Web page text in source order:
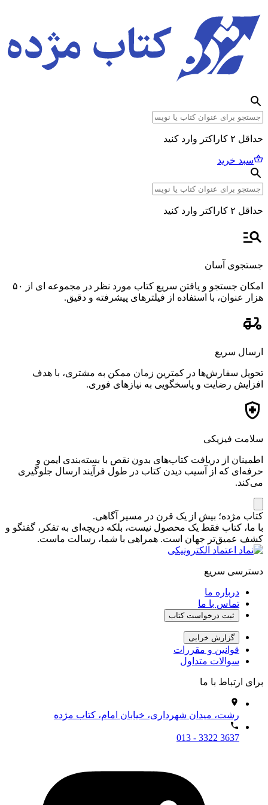
حداقل ۲ کاراکتر وارد کنید
سبد خرید
حداقل ۲ کاراکتر وارد کنید
جستجوی آسان
امکان جستجو و یافتن سریع کتاب مورد نظر در مجموعه ای از ۵۰
هزار عنوان، با استفاده از فیلترهای پیشرفته و دقیق.
ارسال سریع
تحویل سفارش‌ها در کمترین زمان ممکن به مشتری، با هدف
افزایش رضایت و پاسخگویی به نیازهای فوری.
سلامت فیزیکی
اطمینان از دریافت کتاب‌های بدون نقص با بسته‌بندی ایمن و
حرفه‌ای که از آسیب دیدن کتاب در طول فرآیند ارسال جلوگیری
می‌کند.
کتاب مژده؛ بیش از یک قرن در مسیر آگاهی.
با ما، کتاب فقط یک محصول نیست، بلکه دریچه‌ای به تفکر، گفتگو و
کشف عمیق‌تر جهان است. همراهی با شما، رسالت ماست.
دسترسی سریع
درباره ما
تماس با ما
ثبت درخواست کتاب
گزارش خرابی
قوانین و مقررات
سوالات متداول
برای ارتباط با ما
رشت، میدان شهرداری، خیابان امام، کتاب مژده
013 - 3322 3637